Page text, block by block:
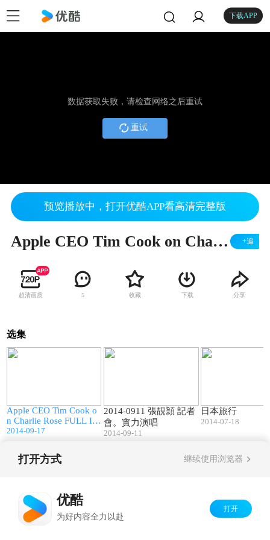
下载APP
数据获取失败，请检查网络之后重试
重试
预览播放中，打开优酷APP看高清完整版
Apple CEO Tim Cook on Charlie Rose FULL Interview Part 1 (2014) +追
超清画质 5 收藏 下载 分享
选集
Apple CEO Tim Cook o
n Charlie Rose FULL Int
erview Part 1 (2014)
2014-09-17
2014-0911 張靚頴 記者
會。實力演唱
2014-09-11
日本旅行
2014-07-18
打开方式 继续使用浏览器
优酷
为好内容全力以赴
打开